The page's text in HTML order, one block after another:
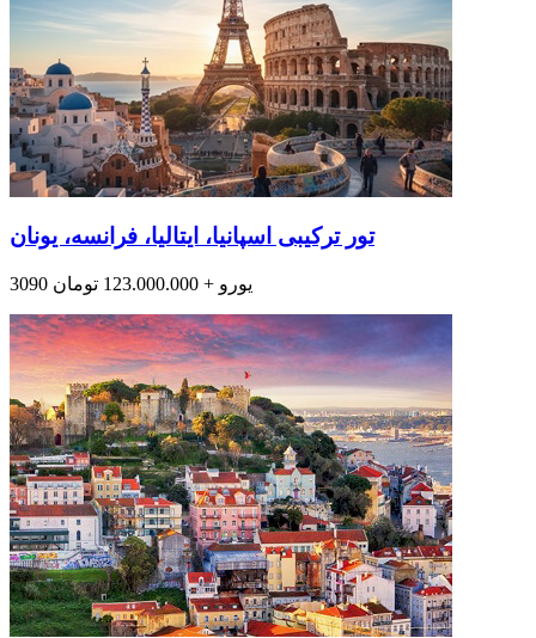
تور ترکیبی اسپانیا، ایتالیا، فرانسه، یونان
3090 یورو + 123.000.000 تومان